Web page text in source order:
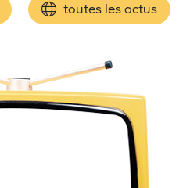
toutes les actus